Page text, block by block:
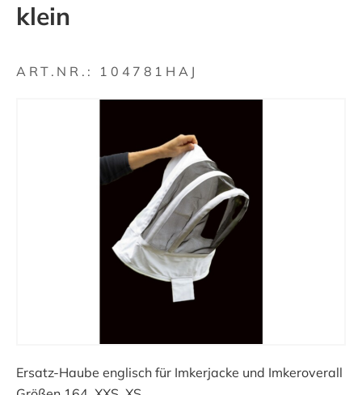
klein
ART.NR.: 104781HAJ
Ersatz-Haube englisch für Imkerjacke und Imkeroverall